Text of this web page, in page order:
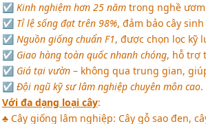
☑ Kinh nghiệm hơn 25 nămtrong nghề ươm
☑ Tỉ lệ sống đạt trên 98%, đảm bảo cây
☑ Nguồn giống chuẩn F1, được chọn lọc kỹ
☑ Giao hàng toàn quốc nhanh chóng, hỗ trợ
☑ Giá tại vườn– không qua trung gian,
☑ Đội ngũ kỹ sư lâm nghiệp chuyên môn cao.
Với đa dạng loại cây:
♣ Cây giống lâm nghiệp: Cây gỗ sao đen,